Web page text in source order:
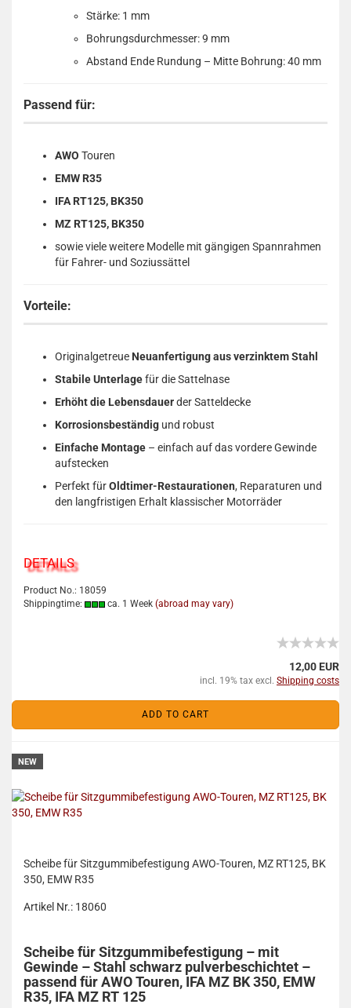
Stärke: 1 mm
Bohrungsdurchmesser: 9 mm
Abstand Ende Rundung – Mitte Bohrung: 40 mm
Passend für:
AWO Touren
EMW R35
IFA RT125, BK350
MZ RT125, BK350
sowie viele weitere Modelle mit gängigen Spannrahmen
für Fahrer- und Soziussättel
Vorteile:
Originalgetreue Neuanfertigung aus verzinktem Stahl
Stabile Unterlagefür die Sattelnase
Erhöht die Lebensdauerder Satteldecke
Korrosionsbeständig und robust
Einfache Montage – einfach auf das vordere Gewinde
aufstecken
Perfekt fürOldtimer-Restaurationen, Reparaturen und
den langfristigen Erhalt klassischer Motorräder
DETAILS
Product No.: 18059
Shippingtime:
ca. 1 Week (abroad may vary)
12,00 EUR
incl. 19% tax excl. Shipping costs
ADD TO CART
NEW
Scheibe für Sitzgummibefestigung AWO-Touren, MZ RT125, BK
350, EMW R35
Artikel Nr.: 18060
Scheibe für Sitzgummibefestigung – mit
Gewinde – Stahl schwarz pulverbeschichtet –
passend für AWO Touren, IFA MZ BK 350, EMW
R35, IFA MZ RT 125